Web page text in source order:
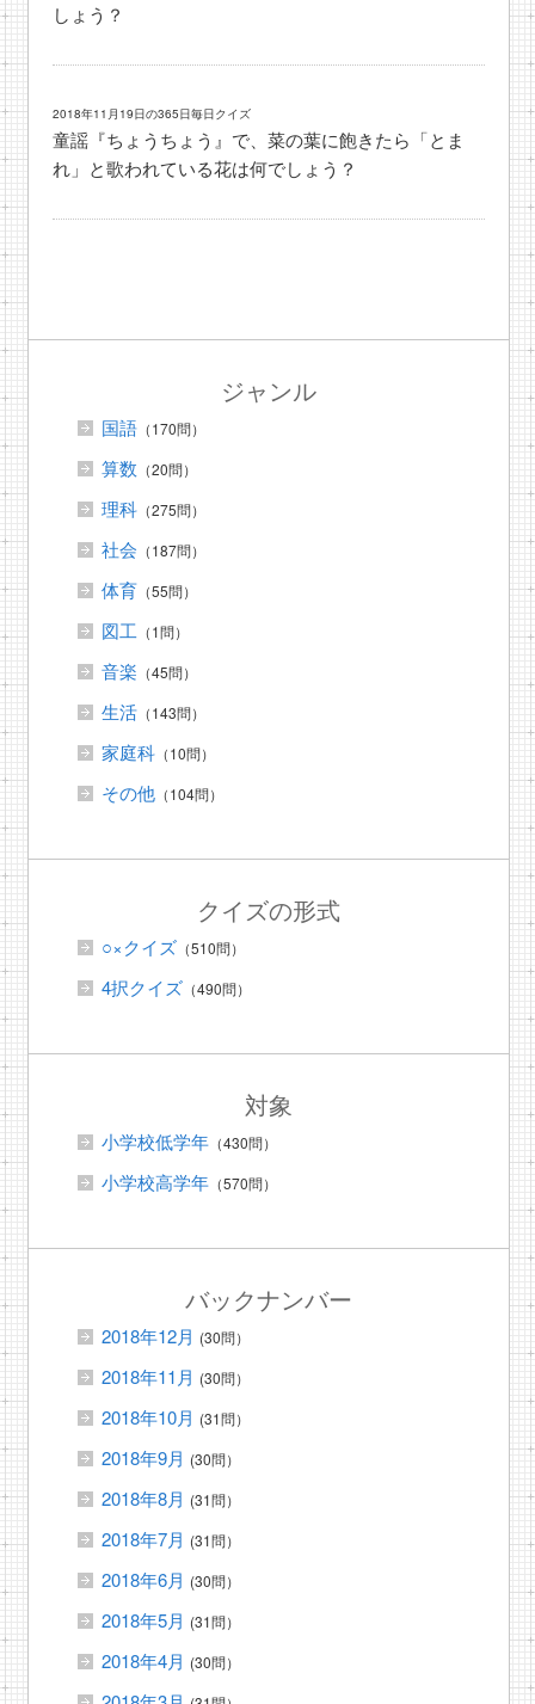
しょう？
2018年11月19日の365日毎日クイズ
童謡『ちょうちょう』で、菜の葉に飽きたら「とま
れ」と歌われている花は何でしょう？
ジャンル
国語（170問）
算数 （20問）
理科（275問）
社会 （187問）
体育（55問）
図工 （1問）
音楽 （45問）
生活（143問）
家庭科（10問）
その他（104問）
クイズの形式
○×クイズ（510問）
4択クイズ（490問）
対象
小学校低学年（430問）
小学校高学年（570問）
バックナンバー
2018年12月 (30問）
2018年11月 (30問）
2018年10月 (31問）
2018年9月 (30問）
2018年8月 (31問）
2018年7月 (31問）
2018年6月 (30問）
2018年5月 (31問）
2018年4月 (30問）